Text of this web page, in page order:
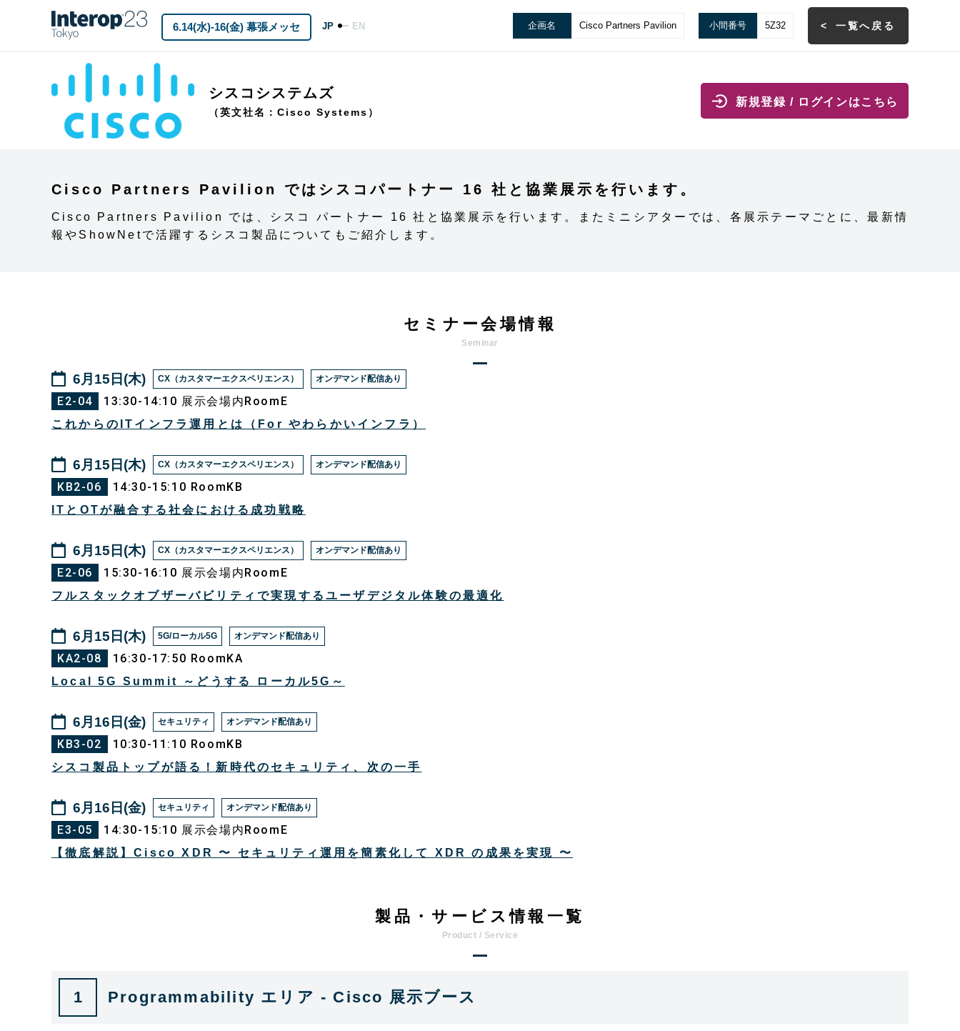
6.14(水)-16(金) 幕張メッセ JP EN 企画名 Cisco Partners Pavilion 小間番号 5Z32 一覧へ戻る
シスコシステムズ
（英文社名：Cisco Systems）
新規登録 / ログインはこちら
Cisco Partners Pavilion ではシスコパートナー 16 社と協業展示を行います。
Cisco Partners Pavilion では、シスコ パートナー 16 社と協業展示を行います。またミニシアターでは、各展示テーマごとに、最新情
報やShowNetで活躍するシスコ製品についてもご紹介します。
セミナー会場情報
6月15日(木) CX（カスタマーエクスペリエンス） オンデマンド配信あり
E2-04 13:30-14:10 展示会場内RoomE
これからのITインフラ運用とは（For やわらかいインフラ）
6月15日(木) CX（カスタマーエクスペリエンス） オンデマンド配信あり
KB2-06 14:30-15:10 RoomKB
ITとOTが融合する社会における成功戦略
6月15日(木) CX（カスタマーエクスペリエンス） オンデマンド配信あり
E2-06 15:30-16:10 展示会場内RoomE
フルスタックオブザーバビリティで実現するユーザデジタル体験の最適化
6月15日(木) 5G/ローカル5G オンデマンド配信あり
KA2-08 16:30-17:50 RoomKA
Local 5G Summit ～どうする ローカル5G～
6月16日(金) セキュリティ オンデマンド配信あり
KB3-02 10:30-11:10 RoomKB
シスコ製品トップが語る！新時代のセキュリティ、次の一手
6月16日(金) セキュリティ オンデマンド配信あり
E3-05 14:30-15:10 展示会場内RoomE
【徹底解説】Cisco XDR 〜 セキュリティ運用を簡素化して XDR の成果を実現 〜
製品・サービス情報一覧
1 Programmability エリア - Cisco 展示ブース